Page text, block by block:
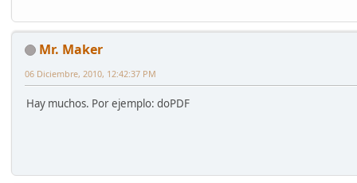
Mr. Maker
06 Diciembre, 2010, 12:42:37 PM
Hay muchos. Por ejemplo: doPDF